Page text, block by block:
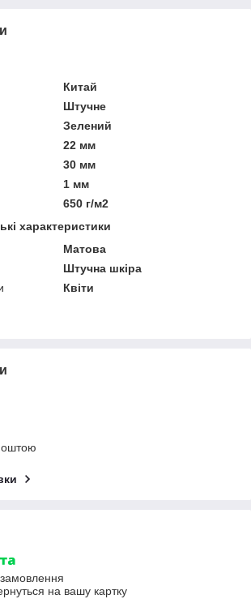
Китай
Штучне
Зелений
22 мм
30 мм
1 мм
650 г/м2
характеристики
Матова
Штучна шкіра
Квіти
на вашу картку